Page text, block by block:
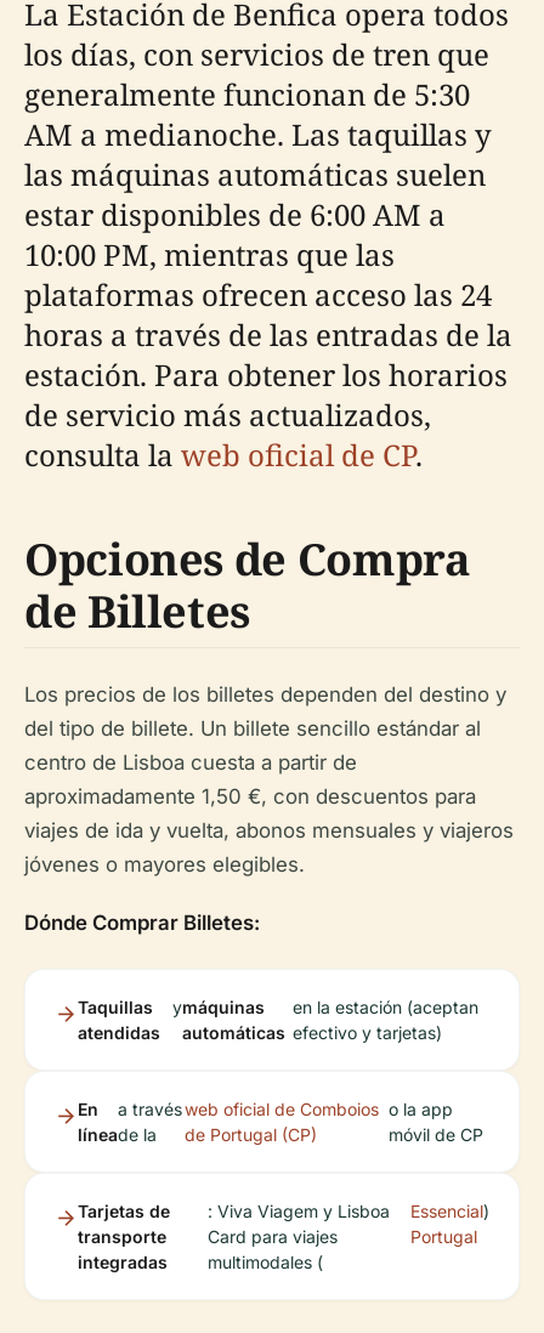
La Estación de Benfica opera todos
los días, con servicios de tren que
generalmente funcionan de 5:30
AM a medianoche. Las taquillas y
las máquinas automáticas suelen
estar disponibles de 6:00 AM a
10:00 PM, mientras que las
plataformas ofrecen acceso las 24
horas a través de las entradas de la
estación. Para obtener los horarios
de servicio más actualizados,
consulta la web oficial de CP.
Opciones de Compra
de Billetes
Los precios de los billetes dependen del destino y
del tipo de billete. Un billete sencillo estándar al
centro de Lisboa cuesta a partir de
aproximadamente 1,50 €, con descuentos para
viajes de ida y vuelta, abonos mensuales y viajeros
jóvenes o mayores elegibles.
Dónde Comprar Billetes:
Taquillas
atendidas
ymáquinas
automáticas
en la estación (aceptan
efectivo y tarjetas)
En
línea
a través
de la
web oficial de Comboios
de Portugal (CP)
o la app
móvil de CP
Tarjetas de
transporte
integradas
: Viva Viagem y Lisboa
Card para viajes
multimodales (
Essencial
Portugal
)